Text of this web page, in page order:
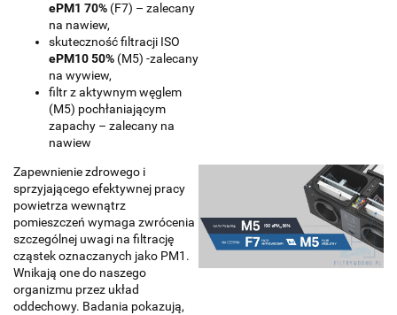
ePM1 70% (F7) – zalecany
na nawiew,
skuteczność filtracji ISO
ePM10 50% (M5) -zalecany
na wywiew,
filtr z aktywnym węglem
(M5) pochłaniającym
zapachy – zalecany na
nawiew
Zapewnienie zdrowego i
sprzyjającego efektywnej pracy
powietrza wewnątrz
pomieszczeń wymaga zwrócenia
szczególnej uwagi na filtrację
cząstek oznaczanych jako PM1.
Wnikają one do naszego
organizmu przez układ
oddechowy. Badania pokazują,